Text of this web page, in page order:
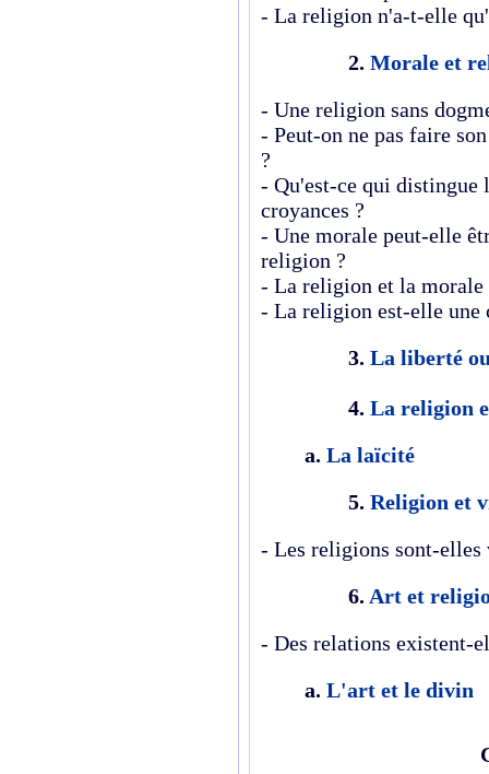
- La religion n'a-t-elle
2. Morale et
- Une religion sans
- Peut-on ne pas faire
?
- Qu'est-ce qui distingue
croyances ?
- Une morale peut-elle
religion ?
- La religion et la
- La religion est-elle une
3. La liberté
4. La religion
a. La laïcité
5. Religion et
- Les religions sont-elles
6. Art et
- Des relations existent-
a. L'art et le divin